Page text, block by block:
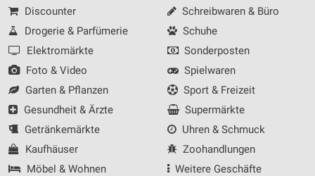
Discounter
Drogerie & Parfümerie
Elektromärkte
Foto & Video
Garten & Pflanzen
Gesundheit & Ärzte
Getränkemärkte
Kaufhäuser
Möbel & Wohnen
Schreibwaren & Büro
Schuhe
Sonderposten
Spielwaren
Sport & Freizeit
Supermärkte
Uhren & Schmuck
Zoohandlungen
Weitere Geschäfte